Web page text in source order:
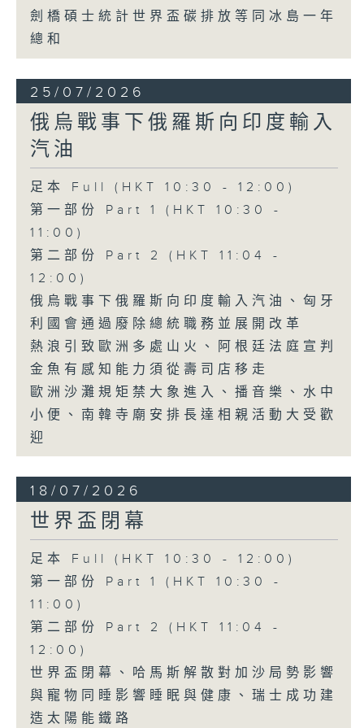
劍橋碩士統計世界盃碳排放等同冰島一年
總和
25/07/2026
俄烏戰事下俄羅斯向印度輸入
汽油
足本 Full (HKT 10:30 - 12:00)
第一部份 Part 1 (HKT 10:30 -
11:00)
第二部份 Part 2 (HKT 11:04 -
12:00)
俄烏戰事下俄羅斯向印度輸入汽油、匈牙
利國會通過廢除總統職務並展開改革
熱浪引致歐洲多處山火、阿根廷法庭宣判
金魚有感知能力須從壽司店移走
歐洲沙灘規矩禁大象進入、播音樂、水中
小便、南韓寺廟安排長達相親活動大受歡
迎
18/07/2026
世界盃閉幕
足本 Full (HKT 10:30 - 12:00)
第一部份 Part 1 (HKT 10:30 -
11:00)
第二部份 Part 2 (HKT 11:04 -
12:00)
世界盃閉幕、哈馬斯解散對加沙局勢影響
與寵物同睡影響睡眠與健康、瑞士成功建
造太陽能鐵路